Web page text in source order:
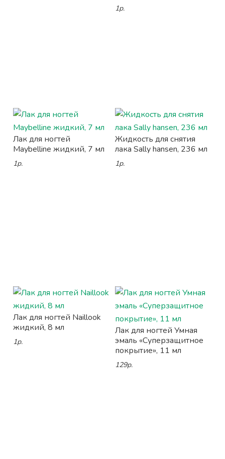
1р.
Лак для ногтей
Maybelline жидкий, 7 мл
1р.
Жидкость для снятия
лака Sally hansen, 236 мл
1р.
Лак для ногтей Naillook
жидкий, 8 мл
1р.
Лак для ногтей Умная
эмаль «Суперзащитное
покрытие», 11 мл
129р.